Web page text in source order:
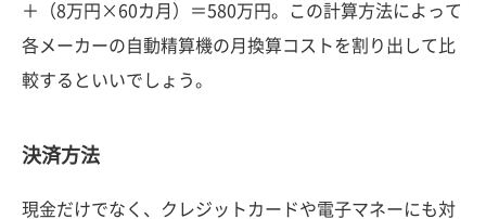
＋（8万円×60カ月）＝580万円。この計算方法によって
各メーカーの自動精算機の月換算コストを割り出して比
較するといいでしょう。
決済方法
現金だけでなく、クレジットカードや電子マネーにも対